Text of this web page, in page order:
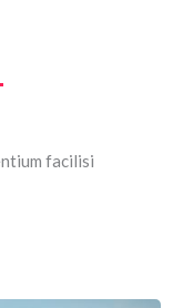
facilisi